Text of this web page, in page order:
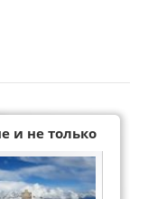
и не только